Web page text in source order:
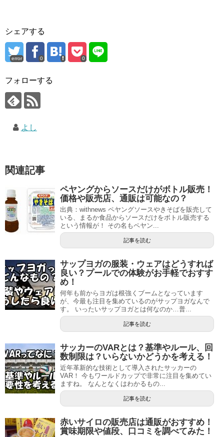
シェアする
error 0 0
フォローする
よし
関連記事
ペヤングからソースだけがボトル販売！
価格や販売店、通販は可能なの？
出典：withnews ペヤングソースやきそばを販売して
いる、まるか食品からソースだけをボトル販売する
という情報が！ その名もペヤン...
記事を読む
サップヨガの服装・ウェアはどうすれば
良い？プールでの体験がお手軽でおすす
め！
何年も前からヨガは根強くブームとなっています
が、今最も注目を集めているのがサップヨガなんで
す。 いったいサップヨガとは何なのか…普...
記事を読む
サッカーのVARとは？基準やルール、回
数制限は？いらないかどうかを考える！
近年革新的な技術として導入されたサッカーの
VAR！ 今もワールドカップで非常に注目を集めてい
ますね。 なんとなくはわかるもの...
記事を読む
赤いサイロの販売店は通販がおすすめ！
賞味期限や値段、口コミを調べてみた！